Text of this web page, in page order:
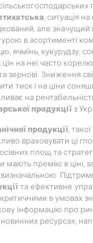
, ситуація на
але значущий
в асортименті
ячмінь, кукурудзу,
на неї часто
зернові. Зниження
тиск і на ціни
на
продукціїз
продукції,
враховувати ці
площ та
мають премію в ціні,
та ефективне
в умовах
інформацію про
ресурсах,